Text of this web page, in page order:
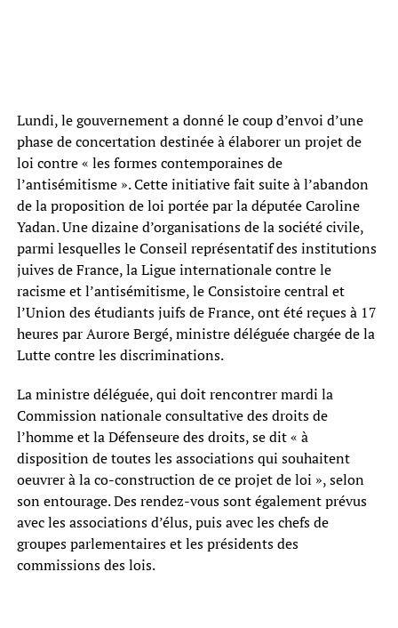
Lundi, le gouvernement a donné le coup d’envoi d’une
phase de concertation destinée à élaborer un projet de
loi contre « les formes contemporaines de
l’antisémitisme ». Cette initiative fait suite à l’abandon
de la proposition de loi portée par la députée Caroline
Yadan. Une dizaine d’organisations de la société civile,
parmi lesquelles le Conseil représentatif des institutions
juives de France, la Ligue internationale contre le
racisme et l’antisémitisme, le Consistoire central et
l’Union des étudiants juifs de France, ont été reçues à 17
heures par Aurore Bergé, ministre déléguée chargée de la
Lutte contre les discriminations.
La ministre déléguée, qui doit rencontrer mardi la
Commission nationale consultative des droits de
l’homme et la Défenseure des droits, se dit « à
disposition de toutes les associations qui souhaitent
oeuvrer à la co-construction de ce projet de loi », selon
son entourage. Des rendez-vous sont également prévus
avec les associations d’élus, puis avec les chefs de
groupes parlementaires et les présidents des
commissions des lois.